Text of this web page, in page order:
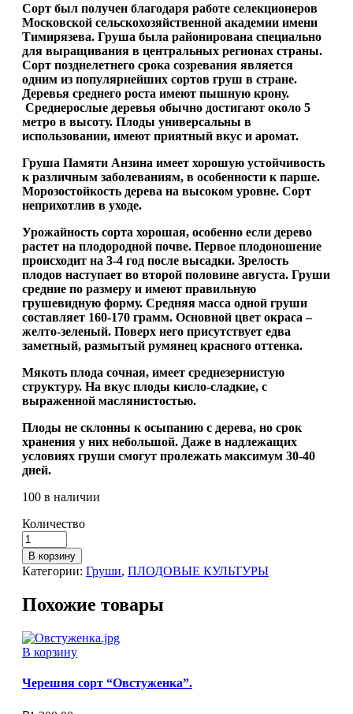
Сорт был получен благодаря работе селекционеров
Московской сельскохозяйственной академии имени
Тимирязева. Груша была районирована специально
для выращивания в центральных регионах страны.
Сорт позднелетнего срока созревания является
одним из популярнейших сортов груш в стране.
Деревья среднего роста имеют пышную крону.
Среднерослые деревья обычно достигают около 5
метро в высоту. Плоды универсальны в
использовании, имеют приятный вкус и аромат.
Груша Памяти Анзина имеет хорошую устойчивость
к различным заболеваниям, в особенности к парше.
Морозостойкость дерева на высоком уровне. Сорт
неприхотлив в уходе.
Урожайность сорта хорошая, особенно если дерево
растет на плодородной почве. Первое плодоношение
происходит на 3-4 год после высадки. Зрелость
плодов наступает во второй половине августа. Груши
средние по размеру и имеют правильную
грушевидную форму. Средняя масса одной груши
составляет 160-170 грамм. Основной цвет окраса –
желто-зеленый. Поверх него присутствует едва
заметный, размытый румянец красного оттенка.
Мякоть плода сочная, имеет среднезернистую
структуру. На вкус плоды кисло-сладкие, с
выраженной маслянистостью.
Плоды не склонны к осыпанию с дерева, но срок
хранения у них небольшой. Даже в надлежащих
условиях груши смогут пролежать максимум 30-40
дней.
100 в наличии
Количество
В корзину
Категории: Груши, ПЛОДОВЫЕ КУЛЬТУРЫ
Похожие товары
В корзину
Черешня сорт “Овстуженка”.